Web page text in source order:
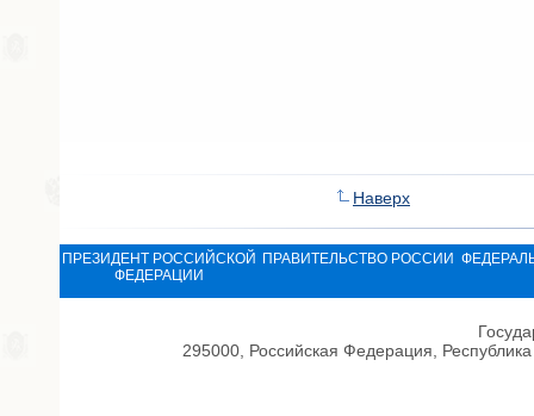
Наверх
ПРЕЗИДЕНТ РОССИЙСКОЙ
ФЕДЕРАЦИИ
ПРАВИТЕЛЬСТВО РОССИИ
295000, Российская Федерация,